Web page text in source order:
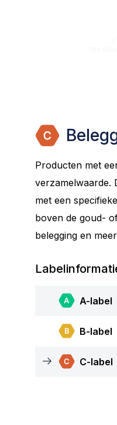
Producten met
verzamelwaarde.
met een
boven de goud-
belegging en
A-label
B-label
C-label